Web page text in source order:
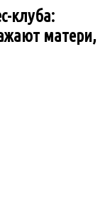
клуба:
матери,